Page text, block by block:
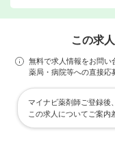
この求
無料で求人情報をお問い
薬局・病院等への直接応
マイナビ薬剤師ご登録後
この求人についてご案内